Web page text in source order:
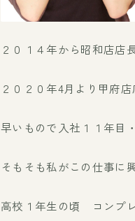
２０１４年から昭和店店
２０２０年4月より甲府
早いもので入社１１年目
そもそも私がこの仕事に
高校１年生の頃 コンプ